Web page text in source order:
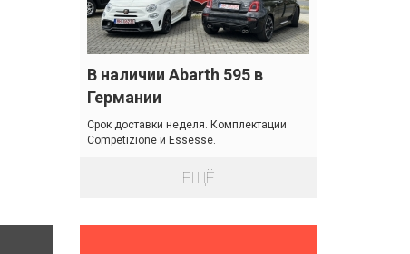
В наличии Abarth 595 в
Германии
Cрок доставки неделя. Комплектации
Competizione и Essesse.
ЕЩЁ